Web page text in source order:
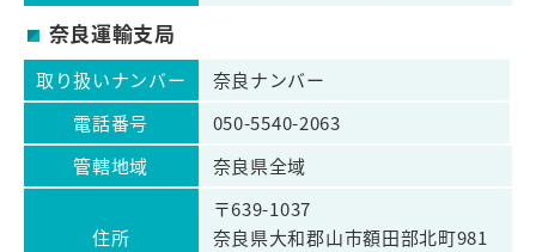
奈良運輸支局
取り扱いナンバー
奈良ナンバー
電話番号
050-5540-2063
管轄地域
奈良県全域
住所
〒639-1037
奈良県大和郡山市額田部北町981